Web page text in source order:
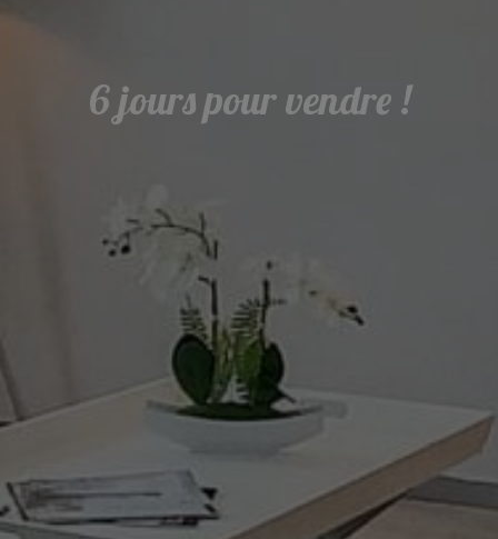
6 jours pour vendre !